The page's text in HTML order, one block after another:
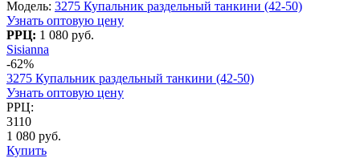
Модель: 3275 Купальник раздельный танкини (42-50)
Узнать оптовую цену
РРЦ: 1 080 руб.
Sisianna
-62%
3275 Купальник раздельный танкини (42-50)
Узнать оптовую цену
РРЦ:
3110
1 080 руб.
Купить